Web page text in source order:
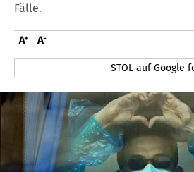
Fälle.
STOL auf Google